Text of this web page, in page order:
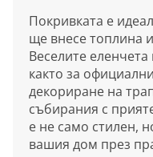
Покривката е
ще внесе топлина
Веселите
както за
декориране на
събирания с
е не само стилен,
вашия дом през